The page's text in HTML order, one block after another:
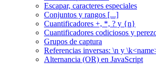
Escapar, caracteres especiales
Conjuntos y rangos [...]
Cuantificadores +, *, ? y {n}
Cuantificadores codiciosos y
Grupos de captura
Referencias inversas: \n y
Alternancia (OR) en JavaScript